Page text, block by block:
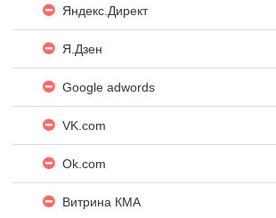
Яндекc.Директ
Я.Дзен
Google adwords
VK.com
Ok.com
Витрина КМА